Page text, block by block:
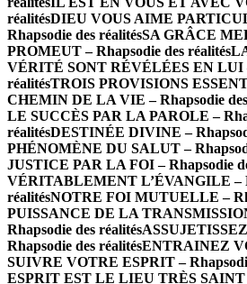
réalitésDIEU VOUS AIME
Rhapsodie des réalitésSA GRÂCE
PROMEUT – Rhapsodie des réalités
VÉRITÉ SONT RÉVÉLÉES EN LUI
réalitésTROIS PROVISIONS
CHEMIN DE LA VIE – Rhapsodie
LE SUCCÈS PAR LA PAROLE –
réalitésDESTINÉE DIVINE –
PHÉNOMÈNE DU SALUT –
JUSTICE PAR LA FOI – Rhapsodie
VÉRITABLEMENT L’ÉVANGILE –
réalitésNOTRE FOI MUTUELLE –
PUISSANCE DE LA
Rhapsodie des réalités
Rhapsodie des réalitésENTRAINEZ
SUIVRE VOTRE ESPRIT –
ESPRIT EST LE LIEU TRÈS SAINT